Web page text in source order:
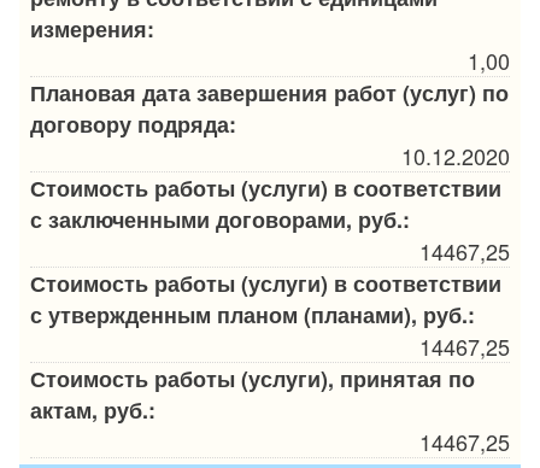
измерения:
1,00
Плановая дата завершения работ (услуг) по
договору подряда:
10.12.2020
Стоимость работы (услуги) в соответствии
с заключенными договорами, руб.:
14467,25
Стоимость работы (услуги) в соответствии
с утвержденным планом (планами), руб.:
14467,25
Стоимость работы (услуги), принятая по
актам, руб.:
14467,25